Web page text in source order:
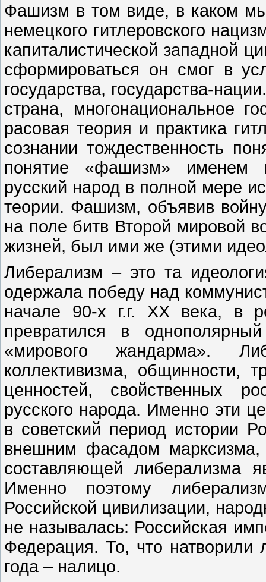
Фашизм в том виде, в каком
немецкого гитлеровского
капиталистической западной
сформироваться он смог в
государства, государства-
страна, многонациональное
расовая теория и практика
сознании тождественность
понятие «фашизм» именем
русский народ в полной мере
теории. Фашизм, объявив
на поле битв Второй мировой
жизней, был ими же (этими
Либерализм – это та
одержала победу над
начале 90-х г.г. XX века, в
превратился в
«мирового жандарма».
коллективизма, общинности,
ценностей, свойственных
русского народа. Именно эти
в советский период истории
внешним фасадом
составляющей либерализма
Именно поэтому
Российской цивилизации,
не называлась: Российская
Федерация. То, что
года – налицо.